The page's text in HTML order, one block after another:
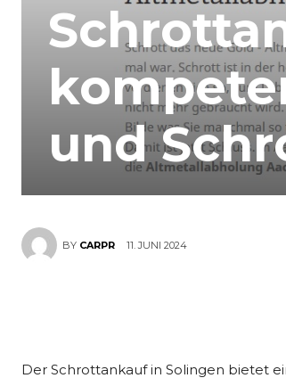
und
BY CARPR 11. JUNI 2024
Der Schrottankauf in Solingen bietet